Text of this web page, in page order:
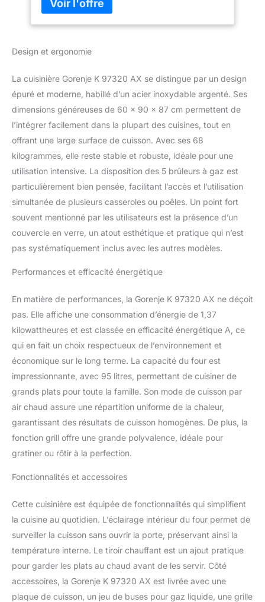
Design et ergonomie
La cuisinière Gorenje K 97320 AX se distingue par un design
épuré et moderne, habillé d’un acier inoxydable argenté. Ses
dimensions généreuses de 60 x 90 x 87 cm permettent de
l’intégrer facilement dans la plupart des cuisines, tout en
offrant une large surface de cuisson. Avec ses 68
kilogrammes, elle reste stable et robuste, idéale pour une
utilisation intensive. La disposition des 5 brûleurs à gaz est
particulièrement bien pensée, facilitant l’accès et l’utilisation
simultanée de plusieurs casseroles ou poêles. Un point fort
souvent mentionné par les utilisateurs est la présence d’un
couvercle en verre, un atout esthétique et pratique qui n’est
pas systématiquement inclus avec les autres modèles.
Performances et efficacité énergétique
En matière de performances, la Gorenje K 97320 AX ne déçoit
pas. Elle affiche une consommation d’énergie de 1,37
kilowattheures et est classée en efficacité énergétique A, ce
qui en fait un choix respectueux de l’environnement et
économique sur le long terme. La capacité du four est
impressionnante, avec 95 litres, permettant de cuisiner de
grands plats pour toute la famille. Son mode de cuisson par
air chaud assure une répartition uniforme de la chaleur,
garantissant des résultats de cuisson homogènes. De plus, la
fonction grill offre une grande polyvalence, idéale pour
gratiner ou rôtir à la perfection.
Fonctionnalités et accessoires
Cette cuisinière est équipée de fonctionnalités qui simplifient
la cuisine au quotidien. L’éclairage intérieur du four permet de
surveiller la cuisson sans ouvrir la porte, préservant ainsi la
température interne. Le tiroir chauffant est un ajout pratique
pour garder les plats au chaud avant de les servir. Côté
accessoires, la Gorenje K 97320 AX est livrée avec une
plaque de cuisson, un jeu de buses pour gaz liquide, une grille